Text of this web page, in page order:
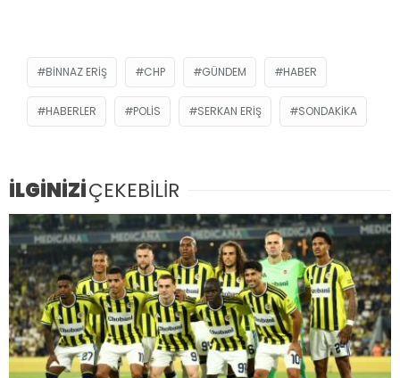
BINNAZ ERIŞ CHP GÜNDEM HABER
HABERLER POLIS SERKAN ERIŞ SONDAKIKA
İLGİNİZİÇEKEBİLİR